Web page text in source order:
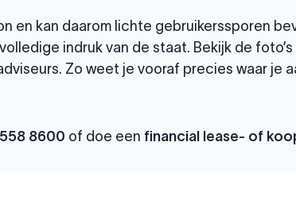
en kan daarom lichte gebruikerssporen
indruk van de staat. Bekijk de
Zo weet je vooraf precies waar je
8600 of doe een financial lease- of